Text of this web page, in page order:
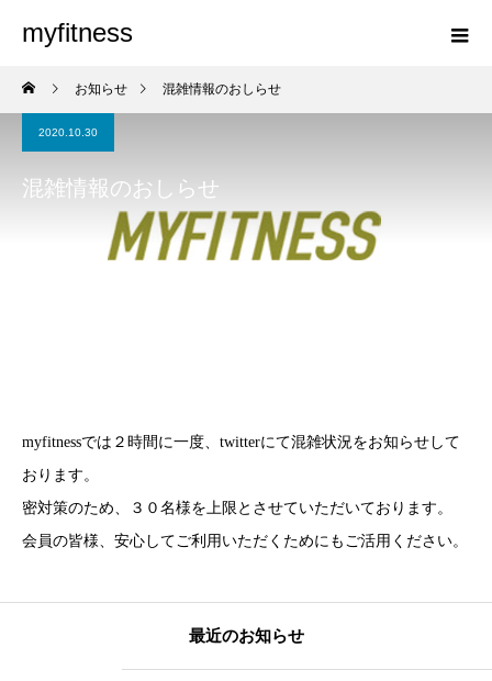
myfitness
お知らせ 混雑情報のおしらせ
2020.10.30
混雑情報のおしらせ
myfitnessでは２時間に一度、twitterにて混雑状況をお知らせして
おります。
密対策のため、３０名様を上限とさせていただいております。
会員の皆様、安心してご利用いただくためにもご活用ください。
最近のお知らせ